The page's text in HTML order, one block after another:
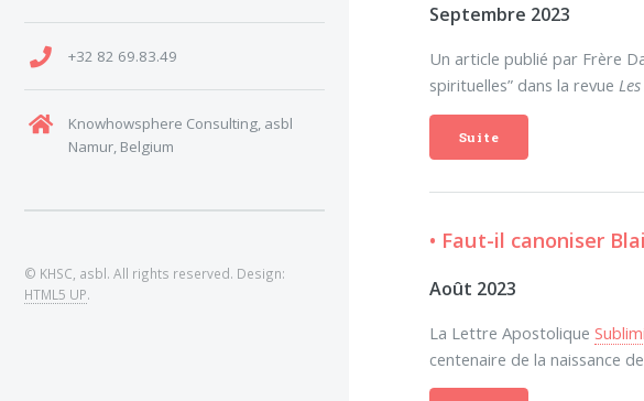
Septembre 2023
Un article publié par Frère
spirituelles” dans la revue
Suite
• Faut-il canoniser
Août 2023
La Lettre Apostolique
centenaire de la naissance
+32 82 69.83.49
Knowhowsphere Consulting, asbl
Namur, Belgium
© KHSC, asbl. All rights reserved. Design:
HTML5 UP.